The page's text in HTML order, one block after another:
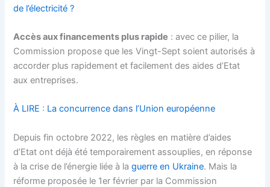
de l’électricité ?
Accès aux financements plus rapide : avec ce pilier, la
Commission propose que les Vingt-Sept soient autorisés à
accorder plus rapidement et facilement des aides d’Etat
aux entreprises.
À LIRE : La concurrence dans l’Union européenne
Depuis fin octobre 2022, les règles en matière d’aides
d’Etat ont déjà été temporairement assouplies, en réponse
à la crise de l’énergie liée à laguerre en Ukraine. Mais la
réforme proposée le 1er février par la Commission